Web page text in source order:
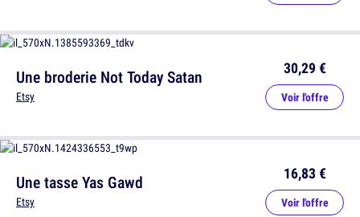
Une broderie Not Today Satan
Etsy
30,29 €
Voir l'offre
Une tasse Yas Gawd
Etsy
16,83 €
Voir l'offre